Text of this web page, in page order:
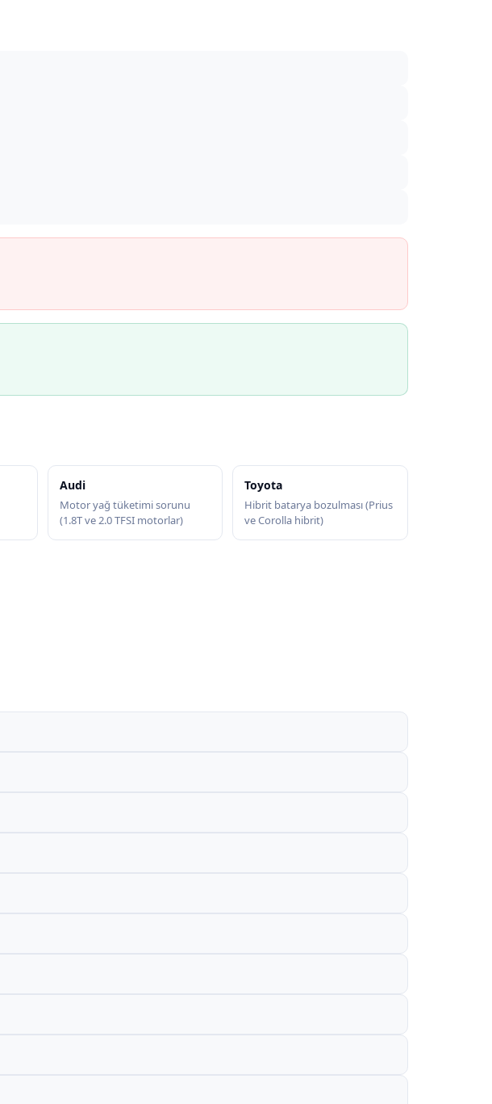
Audi
Motor yağ tüketimi sorunu
(1.8T ve 2.0 TFSI motorlar)
Toyota
Hibrit batarya bozulması (Prius
ve Corolla hibrit)